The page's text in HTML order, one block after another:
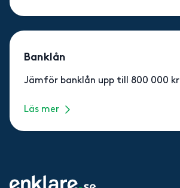
Banklån
Jämför banklån upp till 800 000 kr
Läs mer